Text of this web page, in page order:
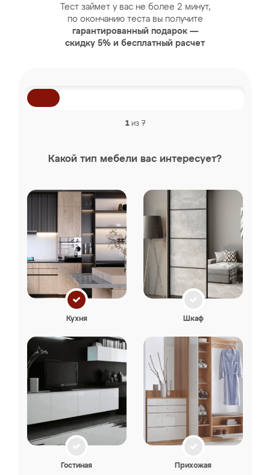
Тест займет у вас не более 2 минут,
по окончанию теста вы получите
гарантированный подарок —
скидку 5% и бесплатный расчет
1 из 7
Какой тип мебели вас интересует?
Кухня Шкаф
Гостиная Прихожая